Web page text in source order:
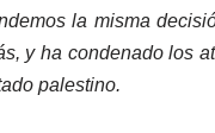
la misma
y ha condenado los
palestino.